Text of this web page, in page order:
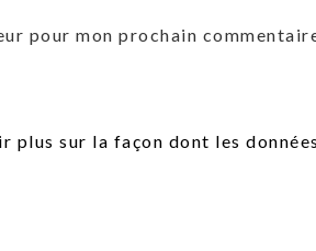
pour mon prochain
plus sur la façon dont les